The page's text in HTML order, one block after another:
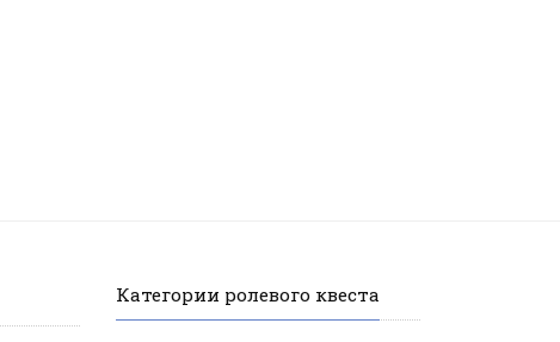
Категории ролевого квеста